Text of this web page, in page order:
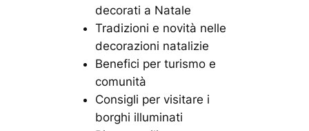
decorati a Natale
Tradizioni e novità nelle
decorazioni natalizie
Benefici per turismo e
comunità
Consigli per visitare i
borghi illuminati